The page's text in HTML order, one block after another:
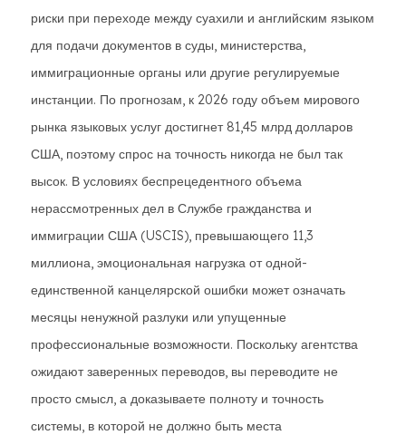
риски при переходе между суахили и английским языком
для подачи документов в суды, министерства,
иммиграционные органы или другие регулируемые
инстанции. По прогнозам, к 2026 году объем мирового
рынка языковых услуг достигнет 81,45 млрд долларов
США, поэтому спрос на точность никогда не был так
высок. В условиях беспрецедентного объема
нерассмотренных дел в Службе гражданства и
иммиграции США (USCIS), превышающего 11,3
миллиона, эмоциональная нагрузка от одной-
единственной канцелярской ошибки может означать
месяцы ненужной разлуки или упущенные
профессиональные возможности. Поскольку агентства
ожидают заверенных переводов, вы переводите не
просто смысл, а доказываете полноту и точность
системы, в которой не должно быть места